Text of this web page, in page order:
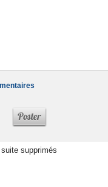
supprimés